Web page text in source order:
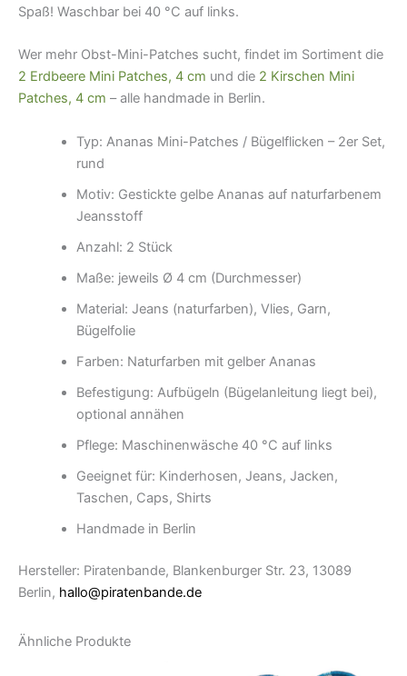
Spaß! Waschbar bei 40 °C auf links.
Wer mehr Obst-Mini-Patches sucht, findet im Sortiment die
2 Erdbeere Mini Patches, 4 cm und die 2 Kirschen Mini
Patches, 4 cm – alle handmade in Berlin.
Typ: Ananas Mini-Patches / Bügelflicken – 2er Set,
rund
Motiv: Gestickte gelbe Ananas auf naturfarbenem
Jeansstoff
Anzahl: 2 Stück
Maße: jeweils Ø 4 cm (Durchmesser)
Material: Jeans (naturfarben), Vlies, Garn,
Bügelfolie
Farben: Naturfarben mit gelber Ananas
Befestigung: Aufbügeln (Bügelanleitung liegt bei),
optional annähen
Pflege: Maschinenwäsche 40 °C auf links
Geeignet für: Kinderhosen, Jeans, Jacken,
Taschen, Caps, Shirts
Handmade in Berlin
Hersteller: Piratenbande, Blankenburger Str. 23, 13089
Berlin, hallo@piratenbande.de
Ähnliche Produkte